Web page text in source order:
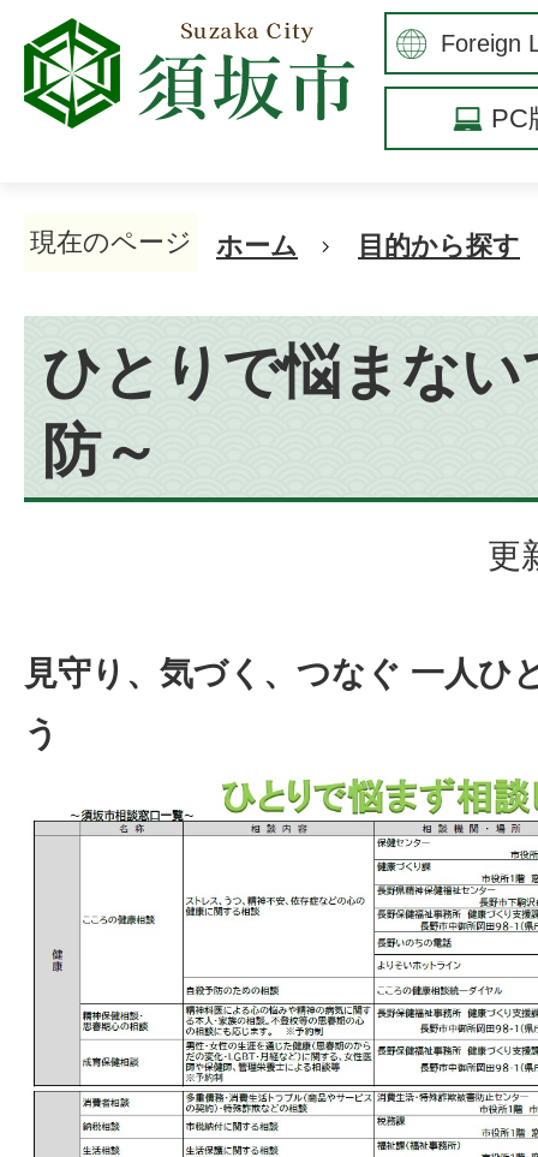
PC
現在のページ ホーム 目的から探す
ひとりで悩まな
防～
更
見守り、気づく、つなぐ 一人ひ
う